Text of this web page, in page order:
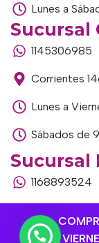
Lunes a
Sucursal
1145306985
Corrientes
Lunes a
Sábados de
Sucursal
1168893524
Buenos Aires